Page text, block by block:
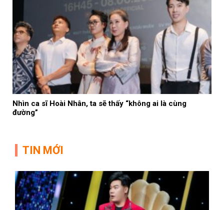
Nhìn ca sĩ Hoài Nhân, ta sẽ thấy “không ai là cùng
đường”
TIN MỚI